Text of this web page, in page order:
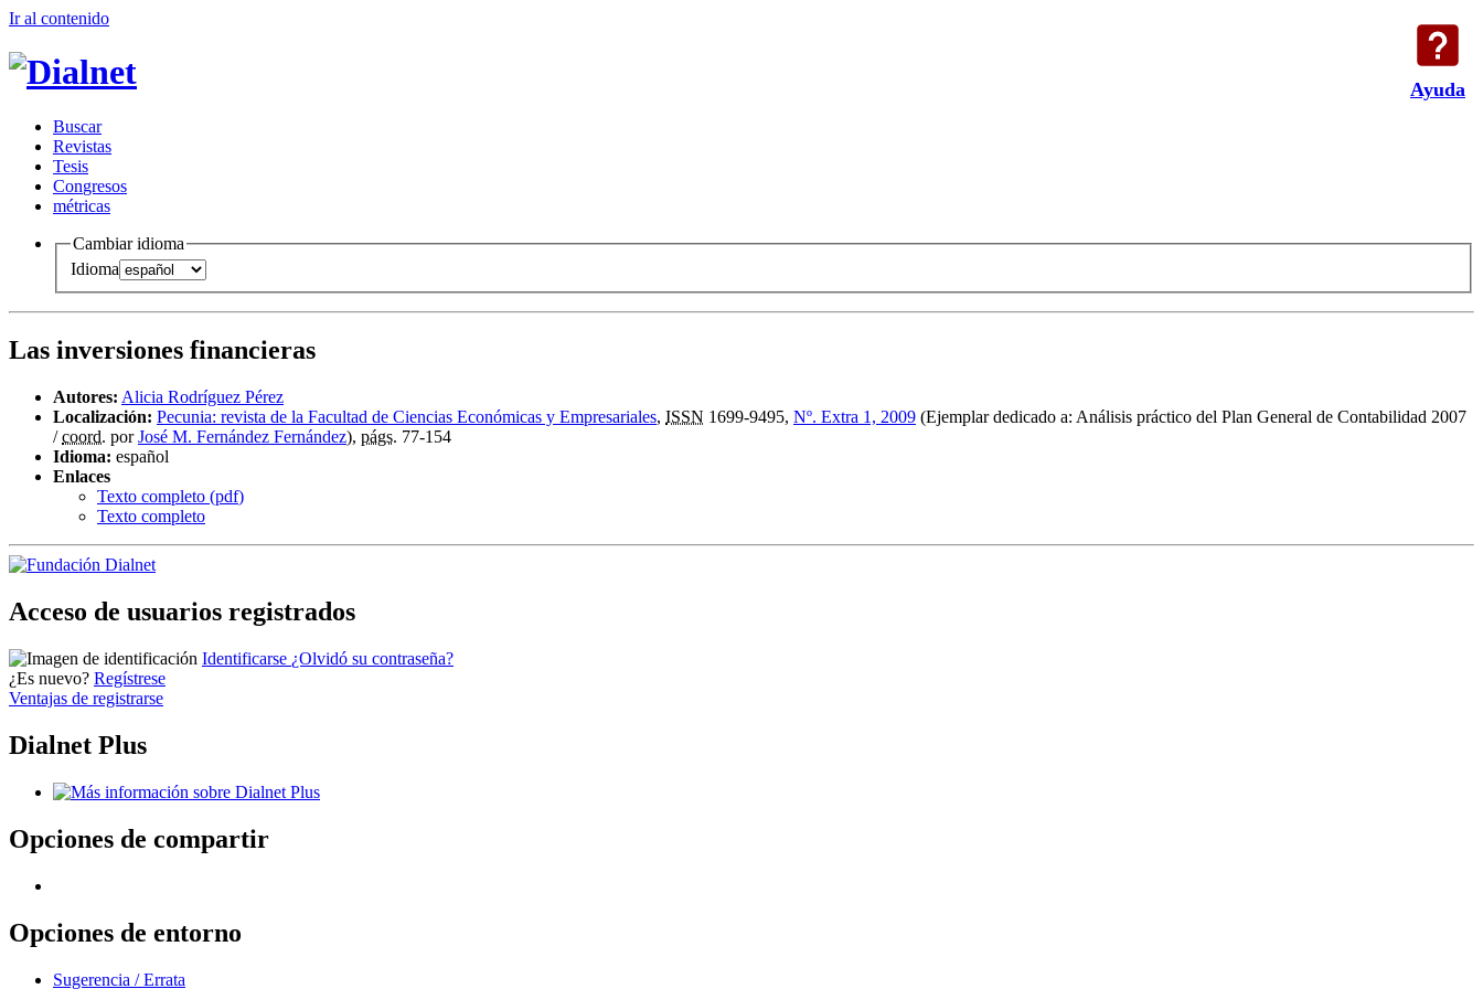
Ayuda
Ir al contenido
Buscar
Revistas
Tesis
Congresos
métricas
Cambiar idioma
Idioma
Las inversiones financieras
Autores: Alicia Rodríguez Pérez
Localización: Pecunia: revista de la Facultad de Ciencias Económicas y Empresariales, ISSN 1699-9495, Nº. Extra 1, 2009 (Ejemplar dedicado a: Análisis práctico del Plan General de Contabilidad 2007
/coord. porJosé M. Fernández Fernández), págs. 77-154
Idioma: español
Enlaces
Texto completo (pdf)
Texto completo
Acceso de usuarios registrados
Identificarse ¿Olvidó su contraseña?
¿Es nuevo? Regístrese
Ventajas de registrarse
Dialnet Plus
Opciones de compartir
Opciones de entorno
Sugerencia / Errata